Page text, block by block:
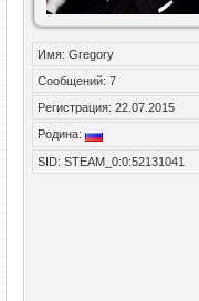
Имя: Gregory
Сообщений: 7
Регистрация: 22.07.2015
Родина:
SID: STEAM_0:0:52131041